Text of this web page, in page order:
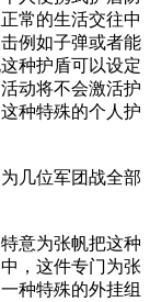
常的生活交往中
例如子弹或者能
种护盾可以设定
动将不会激活护
种特殊的个人护
位军团战全部
为张帆把这种
，这件专门为张
种特殊的外挂组